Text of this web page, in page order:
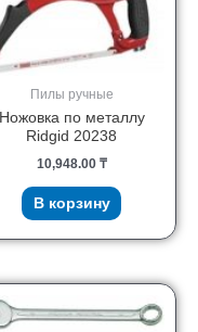
Пилы ручные
Ножовка по металлу
Ridgid 20238
10,948.00 ₸
В корзину